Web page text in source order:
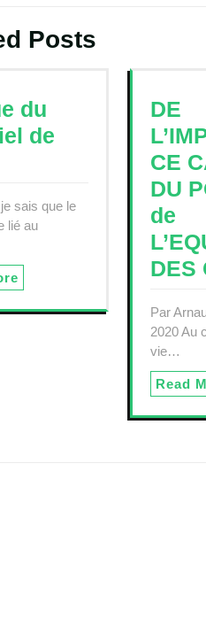
Posts
du
de
sais que le
lié au
DE
CE
DU
de
DES
Par
2020 Au
vie…
Read